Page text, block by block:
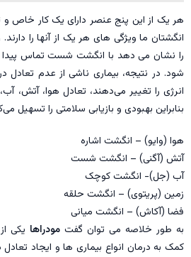
هر یک از این پنج عنصر دارای یک کار خاص
انگشتان ما ویژگی های هر یک از آنها را
را نشان می دهد با انگشت شست تماس
شود. در نتیجه، بیماری ناشی از عدم تعادل
انرژی را تغییر می‌دهند، تعادل هوا، آتش،
بنابراین بهبودی و بازیابی سلامتی را تسهیل
هوا (وایو) – انگشت اشاره
آتش (آگنی) – انگشت شست
آب (جل)- انگشت کوچک
زمین (پریتوی) – انگشت حلقه
فضا (آکاش) – انگشت میانی
به طور خلاصه می توان گفت مودراها یکی
کمک به درمان انواع بیماری ها و ایجاد